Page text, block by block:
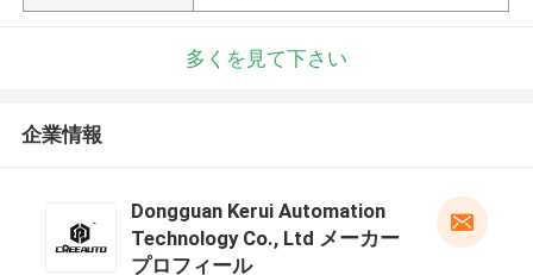
多くを見て下さい
企業情報
Dongguan Kerui Automation
Technology Co., Ltd メーカー
プロフィール